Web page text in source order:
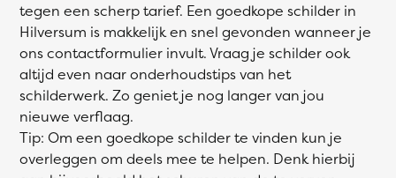
tegen een scherp tarief. Een goedkope schilder in
Hilversum is makkelijk en snel gevonden wanneer je
ons contactformulier invult. Vraag je schilder ook
altijd even naar onderhoudstips van het
schilderwerk. Zo geniet je nog langer van jou
nieuwe verflaag.
Tip: Om een goedkope schilder te vinden kun je
overleggen om deels mee te helpen. Denk hierbij